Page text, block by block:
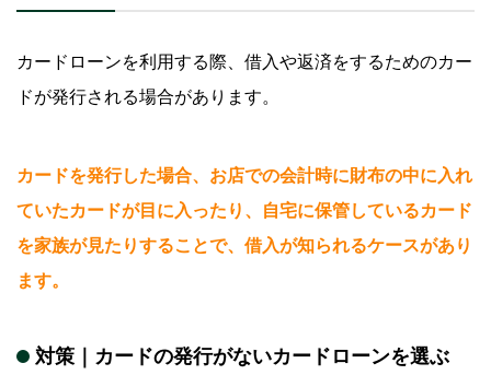
カードローンを利用する際、借入や返済をするためのカー
ドが発行される場合があります。
カードを発行した場合、お店での会計時に財布の中に入れ
ていたカードが目に入ったり、自宅に保管しているカード
を家族が見たりすることで、借入が知られるケースがあり
ます。
対策 カードの発行がないカードローンを選ぶ